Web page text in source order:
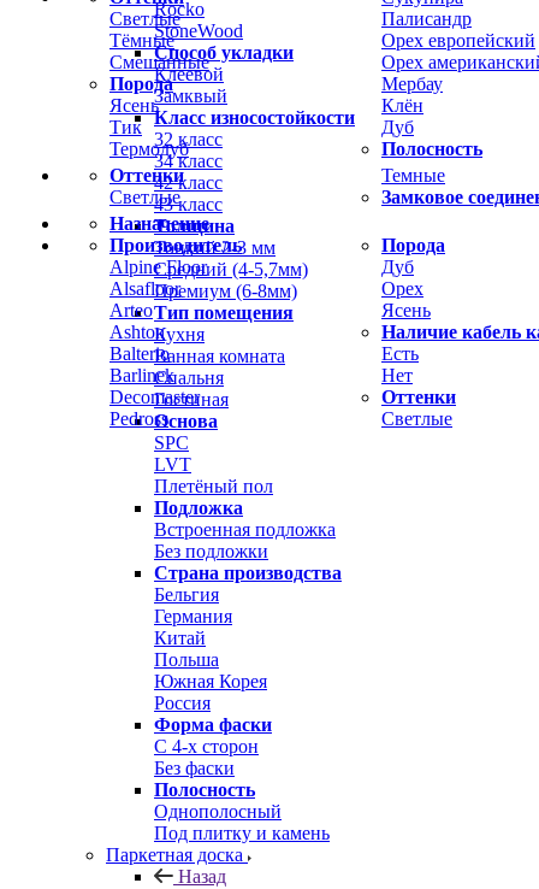
Светлые
Тёмные
Смешанные
Порода
Ясень
Тик
Термодуб
Палисандр
Орех европейский
Орех
Мербау
Клён
Дуб
Полосность
Оттенки
Светлые
Темные
Замковое
Назначение
Производитель
Alpine Floor
Alsafloor
Arteo
Ashton
Balterio
Barlinek
Decomaster
Pedross
Порода
Дуб
Орех
Ясень
Наличие кабель
Есть
Нет
Оттенки
Светлые
Rocko
StoneWood
Способ укладки
Клеевой
Замквый
Класс износостойкости
32 класс
34 класс
42 класс
43 класс
Толщина
Тонкий 2-3 мм
Средний (4-5,7мм)
Премиум (6-8мм)
Тип помещения
Кухня
Ванная комната
Спальня
Гостиная
Основа
SPC
LVT
Плетёный пол
Подложка
Встроенная подложка
Без подложки
Страна производства
Бельгия
Германия
Китай
Польша
Южная Корея
Россия
Форма фаски
С 4-х сторон
Без фаски
Полосность
Однополосный
Под плитку и камень
Паркетная доска
Назад